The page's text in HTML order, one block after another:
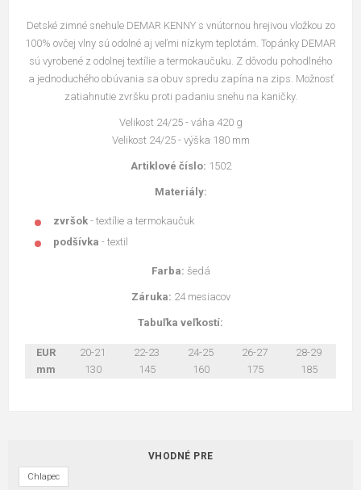
Detské zimné snehule DEMAR KENNY s vnútornou hrejivou vložkou zo
100% ovčej vlny sú odolné aj veľmi nízkym teplotám. Topánky DEMAR
sú vyrobené z odolnej textílie a termokaučuku. Z dôvodu pohodlného
a jednoduchého obúvania sa obuv spredu zapína na zips. Možnosť
zatiahnutie zvršku proti padaniu snehu na kaničky.
Velikost 24/25 - váha 420 g
Velikost 24/25 - výška 180 mm
Artiklové číslo: 1502
Materiály:
zvršok - textílie a termokaučuk
podšívka - textil
Farba: šedá
Záruka: 24 mesiacov
Tabuľka veľkostí:
EUR 20-21 22-23 24-25 26-27
28-29
mm
130 145 160 175 185
VHODNÉ PRE
Chlapec